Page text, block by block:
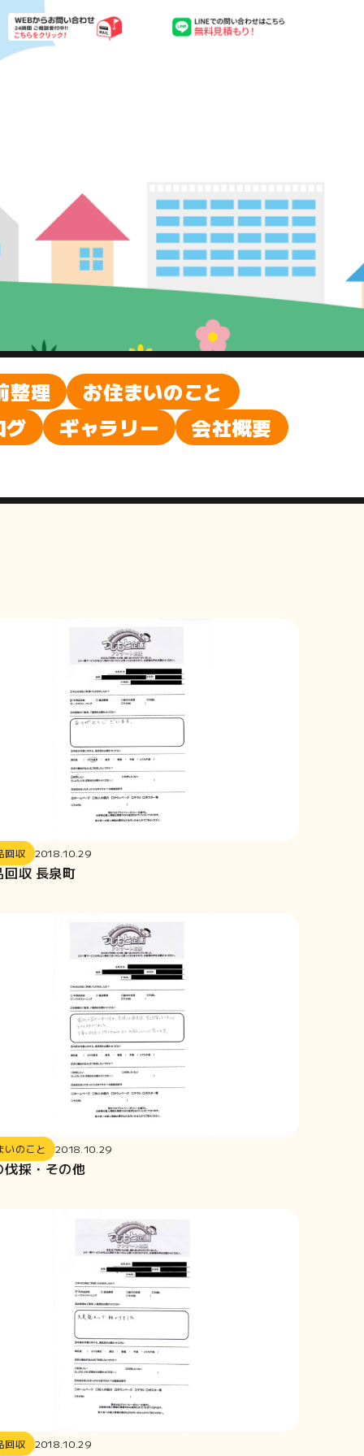
整理
お住まいのこと
グ ギャラリー
会社概要
回収 2018.10.29
回収 長泉町
いのこと 2018.10.29
伐採・その他
回収 2018.10.29